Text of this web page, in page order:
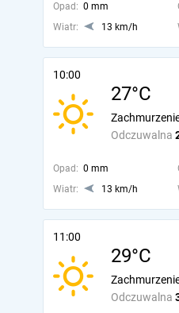
Opad: 0 mm
Wiatr:
13 km/h
10:00
27°C
Odczuwalna
Opad: 0 mm
Wiatr:
13 km/h
11:00
29°C
Odczuwalna